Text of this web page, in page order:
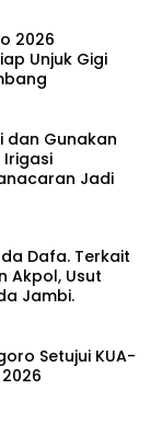
2026
Unjuk Gigi
dan Gunakan
Irigasi
Jadi
Dafa. Terkait
Akpol, Usut
Jambi.
Setujui KUA-